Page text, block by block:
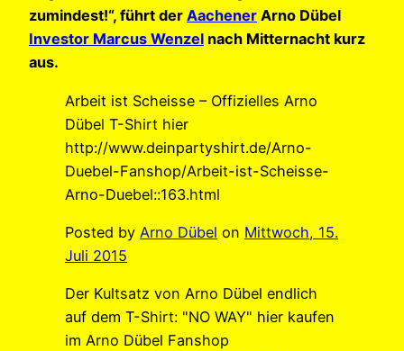
zumindest!“, führt der Aachener Arno Dübel
Investor Marcus Wenzel nach Mitternacht kurz
aus.
Arbeit ist Scheisse – Offizielles Arno
Dübel T-Shirt hier
http://www.deinpartyshirt.de/Arno-
Duebel-Fanshop/Arbeit-ist-Scheisse-
Arno-Duebel::163.html
Posted by Arno Dübel on Mittwoch, 15.
Juli 2015
Der Kultsatz von Arno Dübel endlich
auf dem T-Shirt: "NO WAY" hier kaufen
im Arno Dübel Fanshop